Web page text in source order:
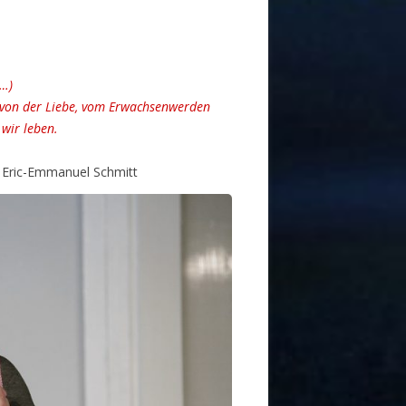
der Liebe, vom Erwachsenwerden
leben.
Emmanuel Schmitt